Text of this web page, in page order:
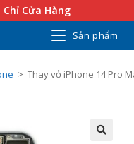
Cửa Hàng
Sản phẩm
> Thay vỏ iPhone 14 Pro